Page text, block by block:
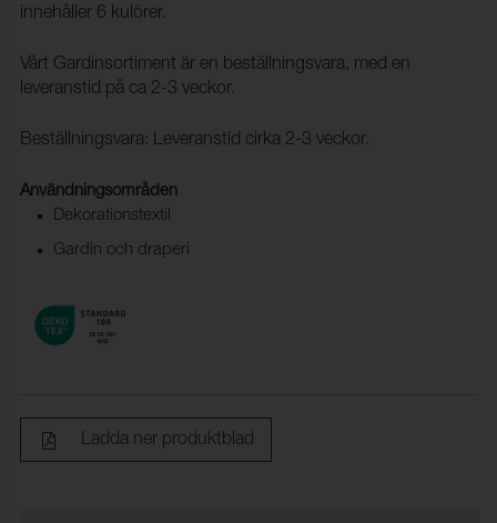
innehåller 6 kulörer.
Vårt Gardinsortiment är en beställningsvara, med en
leveranstid på ca 2-3 veckor.
Beställningsvara: Leveranstid cirka 2-3 veckor.
Användningsområden
Dekorationstextil
Gardin och draperi
Ladda ner produktblad